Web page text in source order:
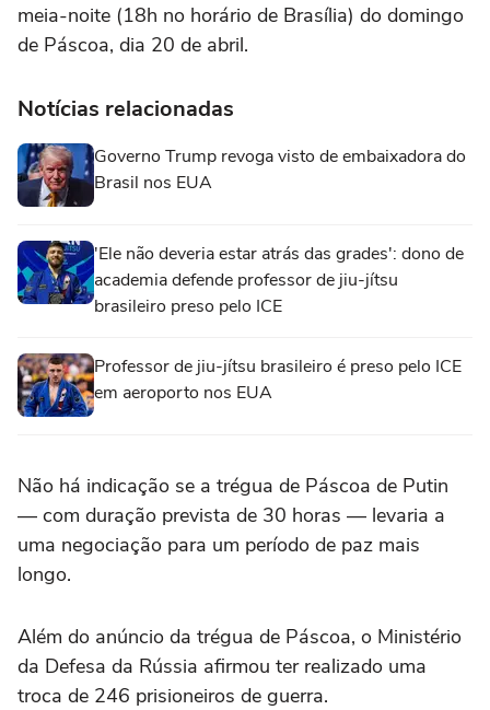
meia-noite (18h no horário de Brasília) do domingo
de Páscoa, dia 20 de abril.
Notícias relacionadas
Governo Trump revoga visto de embaixadora do
Brasil nos EUA
'Ele não deveria estar atrás das grades': dono de
academia defende professor de jiu-jítsu
brasileiro preso pelo ICE
Professor de jiu-jítsu brasileiro é preso pelo ICE
em aeroporto nos EUA
Não há indicação se a trégua de Páscoa de Putin
— com duração prevista de 30 horas — levaria a
uma negociação para um período de paz mais
longo.
Além do anúncio da trégua de Páscoa, o Ministério
da Defesa da Rússia afirmou ter realizado uma
troca de 246 prisioneiros de guerra.